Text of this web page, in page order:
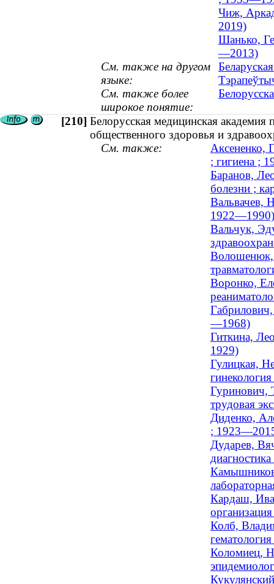
Чиж,
2019)
Шанько,
—2013)
См. также на другом
языке:
См. также более
широкое понятие:
[210] Белорусская медицинская
общественного здоровья и
См. также:
Аксененко,
; гигиена ;
Баранов,
болезни ;
Вальвачев,
1922—1990)
Вальчук,
Волошенюк,
Воронко,
—1968)
Гиткина,
1929)
Гулицкая,
Гуринович,
трудовая
Диденко,
;
Дударев,
Кардаш,
Колб,
Коломиец,